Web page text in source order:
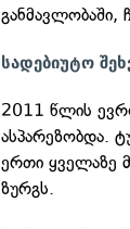
განმავლობაში,
სადებიუტო
2011 წლის
ასპარეზობდა.
ერთი ყველაზე
ზურგს.